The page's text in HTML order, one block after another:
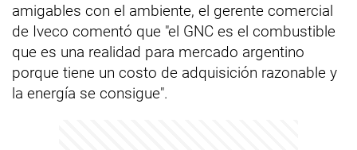
amigables con el ambiente, el gerente comercial
de Iveco comentó que "el GNC es el combustible
que es una realidad para mercado argentino
porque tiene un costo de adquisición razonable y
la energía se consigue".